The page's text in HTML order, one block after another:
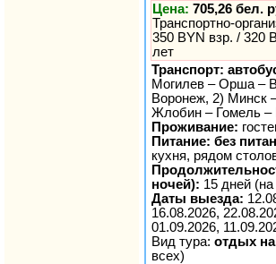
Цена: 705,26 бел.
Транспортно-
350 BYN взр. / 320
лет
Транспорт:
Могилев – Орша –
Воронеж, 2) Минск
Жлобин – Гомель –
Проживание:
Питание: без
кухня, рядом
ночей): 15 дней
Даты выезда:
16.08.2026,
01.09.2026,
Вид тура: отдых
всех)